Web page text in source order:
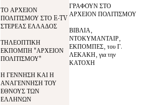
ΤΟ ΑΡΧΕΙΟΝ
ΠΟΛΙΤΙΣΜΟΥ ΣΤΟ E-TV
ΣΤΕΡΕΑΣ ΕΛΛΑΔΟΣ
ΤΗΛΕΟΠΤΙΚΗ
ΕΚΠΟΜΠΗ "ΑΡΧΕΙΟΝ
ΠΟΛΙΤΙΣΜΟΥ"
Η ΓΕΝΝΗΣΗ ΚΑΙ Η
ΑΝΑΓΕΝΝΗΣΗ ΤΟΥ
ΕΘΝΟΥΣ ΤΩΝ
ΕΛΛΗΝΩΝ
ΓΡΑΦΟΥΝ ΣΤΟ
ΑΡΧΕΙΟΝ ΠΟΛΙΤΙΣΜΟΥ
ΒΙΒΛΙΑ,
ΝΤΟΚΥΜΑΝΤΑΙΡ,
ΕΚΠΟΜΠΕΣ, του Γ.
ΛΕΚΑΚΗ, για την
ΚΑΤΟΧΗ